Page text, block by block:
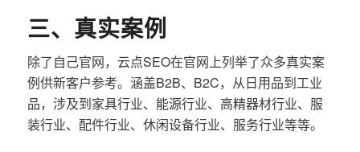
三、真实案例
除了自己官网，云点SEO在官网上列举了众多真实案
例供新客户参考。涵盖B2B、B2C，从日用品到工业
品，涉及到家具行业、能源行业、高精器材行业、服
装行业、配件行业、休闲设备行业、服务行业等等。